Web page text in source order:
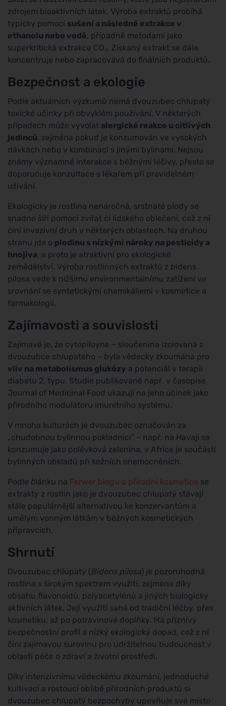
zdrojem bioaktivních látek. Výroba extraktů probíhá
typicky pomocí sušení a následné extrakce v
ethanolu nebo vodě, případně metodami jako
superkritická extrakce CO₂. Získaný extrakt se dále
koncentruje nebo zapracovává do finálních produktů.
Bezpečnost a ekologie
Podle aktuálních výzkumů nemá dvouzubec chlupatý
toxické účinky při obvyklém používání. V některých
případech může vyvolat alergické reakce u citlivých
jedinců, zejména pokud je konzumován ve vysokých
dávkách nebo v kombinaci s jinými bylinami. Nejsou
známy významné interakce s běžnými léčivy, přesto se
doporučuje konzultace s lékařem při pravidelném
užívání.
Ekologicky je rostlina nenáročná, srstnaté plody se
snadno šíří pomocí zvířat či lidského oblečení, což z ní
činí invazivní druh v některých oblastech. Na druhou
stranu jde o plodinu s nízkými nároky na pesticidy a
hnojiva, a proto je atraktivní pro ekologické
zemědělství. Výroba rostlinných extraktů z bidens
pilosa vede k nižšímu environmentálnímu zatížení ve
srovnání se syntetickými chemikáliemi v kosmetice a
farmakologii.
Zajímavosti a souvislosti
Zajímavé je, že cytopiloyne – sloučenina izolovaná z
dvouzubce chlupatého – byla vědecky zkoumána pro
vliv na metabolismus glukózy a potenciál v terapii
diabetu 2. typu. Studie publikované např. v časopise
Journal of Medicinal Food ukazují na jeho účinek jako
přírodního modulátoru imunitního systému.
V mnoha kulturách je dvouzubec označován za
„chudobnou bylinnou pokladnici" – např. na Havaji se
konzumuje jako polévková zelenina, v Africe je součástí
bylinných obkladů při kožních onemocněních.
Podle článku na Ferwer blogu o přírodní kosmetice se
extrakty z rostlin jako je dvouzubec chlupatý stávají
stále populárnější alternativou ke konzervantům a
umělým vonným látkám v běžných kosmetických
přípravcích.
Shrnutí
Dvouzubec chlupatý (Bidens pilosa) je pozoruhodná
rostlina s širokým spektrem využití, zejména díky
obsahu flavonoidů, polyacetylénů a jiných biologicky
aktivních látek. Její využití sahá od tradiční léčby, přes
kosmetiku, až po potravinové doplňky. Má příznivý
bezpečnostní profil a nízký ekologický dopad, což z ní
činí zajímavou surovinu pro udržitelnou budoucnost v
oblasti péče o zdraví a životní prostředí.
Díky intenzivnímu vědeckému zkoumání, jednoduché
kultivaci a rostoucí oblibě přírodních produktů si
dvouzubec chlupatý bezpochyby upevňuje své místo